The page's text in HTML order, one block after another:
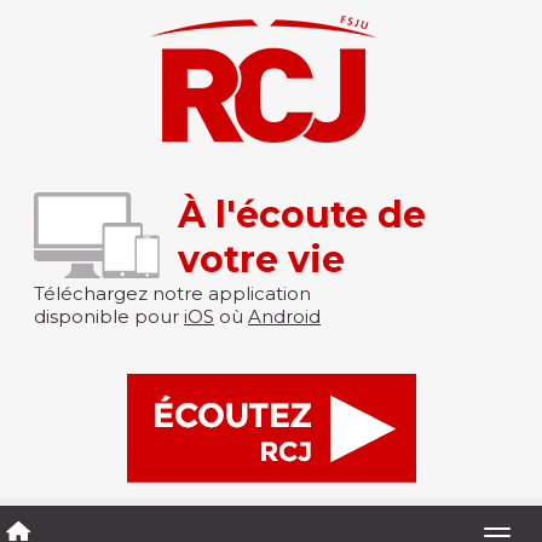
À l'écoute de
votre vie
Téléchargez notre application
disponible pour iOS où Android